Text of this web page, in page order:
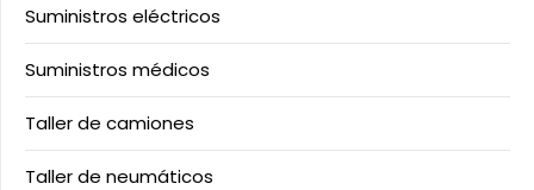
Suministros eléctricos
Suministros médicos
Taller de camiones
Taller de neumáticos